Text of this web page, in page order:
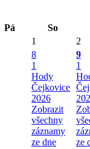
Pá So
1 2
8
1
Hody
Čejkovice
2026
Zobrazit
všechny
záznamy
ze dne
9
1
ze